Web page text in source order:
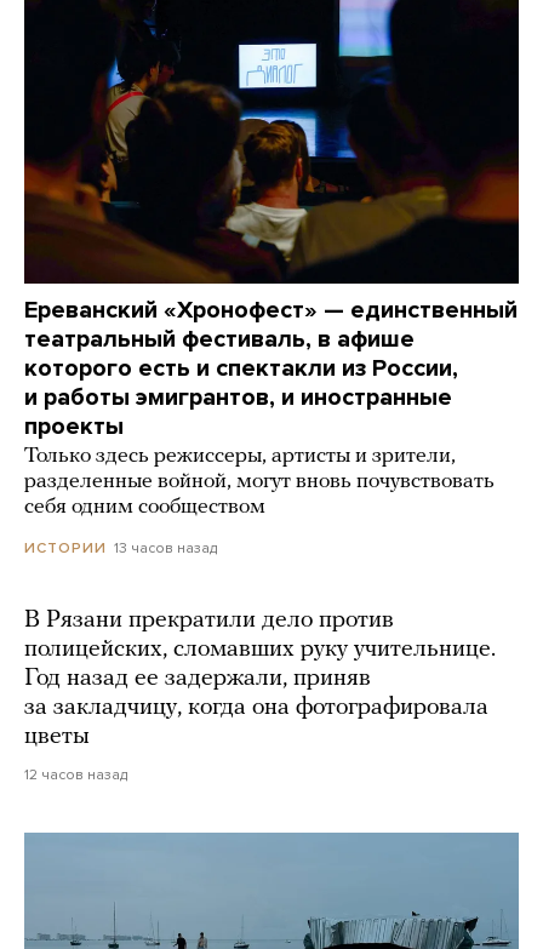
Ереванский «Хронофест» — единственный
театральный фестиваль, в афише
которого есть и спектакли из России,
и работы эмигрантов, и иностранные
проекты
Только здесь режиссеры, артисты и зрители,
разделенные войной, могут вновь почувствовать
себя одним сообществом
ИСТОРИИ 13 часов назад
В Рязани прекратили дело против
полицейских, сломавших руку учительнице.
Год назад ее задержали, приняв
за закладчицу, когда она фотографировала
цветы
12 часов назад